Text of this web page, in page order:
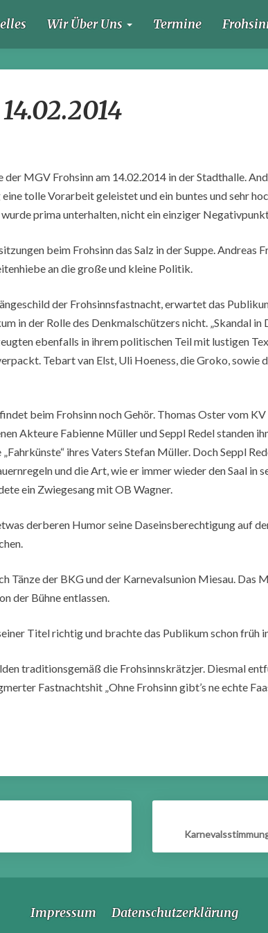
Wir Über Uns Termine
MGV Frohsinn am 14.02.2014 in der Stadthalle.
tolle Vorarbeit geleistet und ein buntes und sehr
prima unterhalten, nicht ein einziger
beim Frohsinn das Salz in der Suppe. Andreas
an die große und kleine Politik.
der Frohsinnsfastnacht, erwartet das
in der Rolle des Denkmalschützers nicht. „Skandal
ebenfalls in ihrem politischen Teil mit lustigen
Tebart van Elst, Uli Hoeness, die Groko, sowie
beim Frohsinn noch Gehör. Thomas Oster vom
Akteure Fabienne Müller und Seppl Redel standen
ihres Vaters Stefan Müller. Doch Seppl
und die Art, wie er immer wieder den Saal in
ein Zwiegesang mit OB Wagner.
derberen Humor seine Daseinsberechtigung auf
Tänze der BKG und der Karnevalsunion Miesau.
der Bühne entlassen.
Titel richtig und brachte das Publikum schon früh
traditionsgemäß die Frohsinnskrätzjer. Diesmal
Fastnachtshit „Ohne Frohsinn gibt’s ne echte
Impressum Datenschutzerklärung